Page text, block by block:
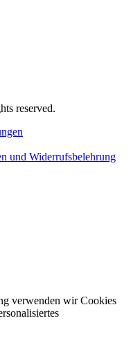
reserved.
und Widerrufsbelehrung
verwenden wir Cookies